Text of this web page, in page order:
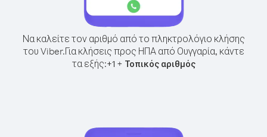
Να καλείτε τον αριθμό από το πληκτρολόγιο κλήσης
του Viber.Για κλήσεις προς ΗΠΑ από Ουγγαρία, κάντε
τα εξής:+1+ Τοπικός αριθμός